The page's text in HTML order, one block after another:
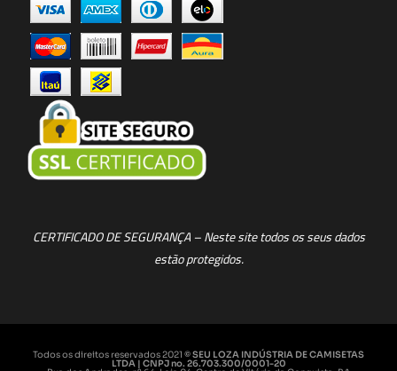
CERTIFICADO DE SEGURANÇA – Neste site todos os seus dados
estão protegidos.
Todos os direitos reservados 2021 © SEU LOZA INDÚSTRIA DE CAMISETAS
LTDA | CNPJ no. 26.703.300/0001-20